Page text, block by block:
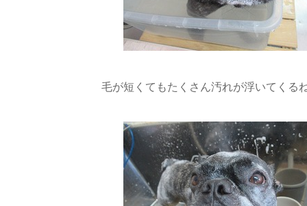
毛が短くてもたくさん汚れが浮いてくる